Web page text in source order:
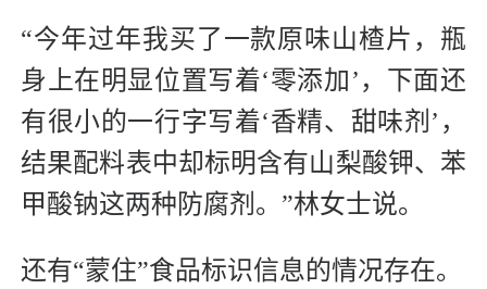
“今年过年我买了一款原味山楂片，瓶
身上在明显位置写着‘零添加’，下面还
有很小的一行字写着‘香精、甜味剂’，
结果配料表中却标明含有山梨酸钾、苯
甲酸钠这两种防腐剂。”林女士说。
还有“蒙住”食品标识信息的情况存在。